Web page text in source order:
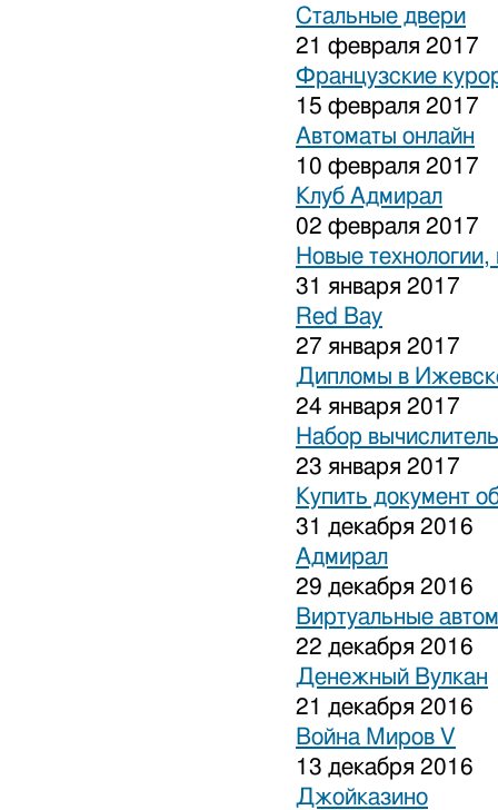
Стальные двери
21 февраля 2017
Французские
15 февраля 2017
Автоматы онлайн
10 февраля 2017
Клуб Адмирал
02 февраля 2017
Новые
31 января 2017
Red Bay
27 января 2017
Дипломы в
24 января 2017
Набор
23 января 2017
Купить документ
31 декабря 2016
Адмирал
29 декабря 2016
Виртуальные
22 декабря 2016
Денежный Вулкан
21 декабря 2016
Война Миров V
13 декабря 2016
Джойказино